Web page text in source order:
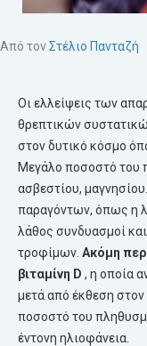
Από τονΣτέλιο Πανταζή
Οι ελλείψεις των
θρεπτικών
στον δυτικό κόσμο
Μεγάλο ποσοστό του
ασβεστίου,
παραγόντων, όπως η
λάθος συνδυασμοί
τροφίμων. Ακόμη
βιταμίνη D , η οποία
μετά από έκθεση στον
ποσοστό του
έντονη ηλιοφάνεια.